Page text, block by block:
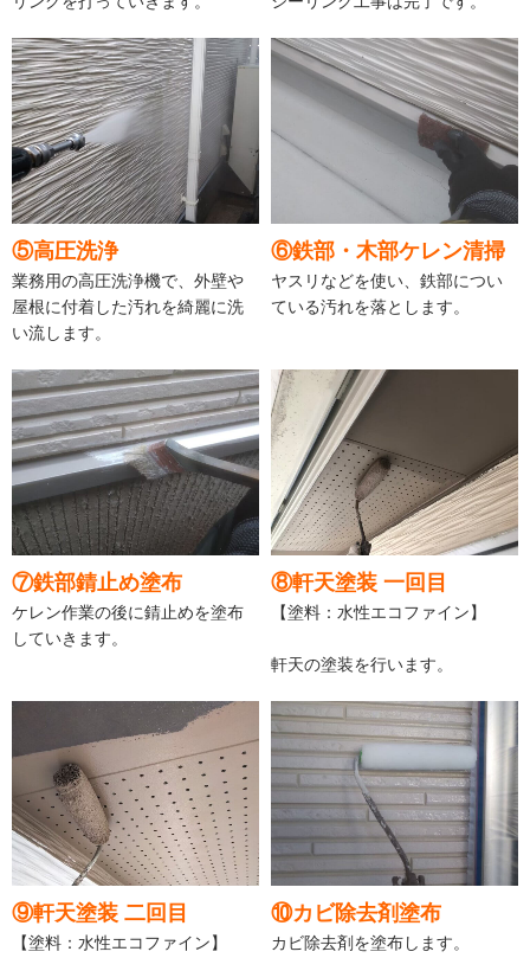
⑤高圧洗浄
業務用の高圧洗浄機で、外壁や
屋根に付着した汚れを綺麗に洗
い流します。
⑥鉄部・木部ケレン清掃
ヤスリなどを使い、鉄部につい
ている汚れを落とします。
⑦鉄部錆止め塗布
ケレン作業の後に錆止めを塗布
していきます。
⑧軒天塗装 一回目
【塗料：水性エコファイン】
軒天の塗装を行います。
⑨軒天塗装 二回目
【塗料：水性エコファイン】
⑩カビ除去剤塗布
カビ除去剤を塗布します。